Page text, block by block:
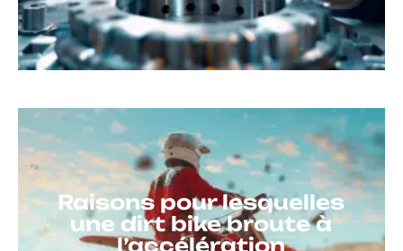
Raisons pour lesquelles
une dirt bike broute à
l’accélération